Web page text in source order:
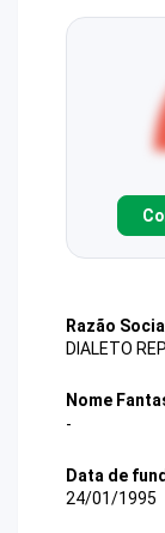
Razão Social
DIALETO
Nome
-
Data de
24/01/1995